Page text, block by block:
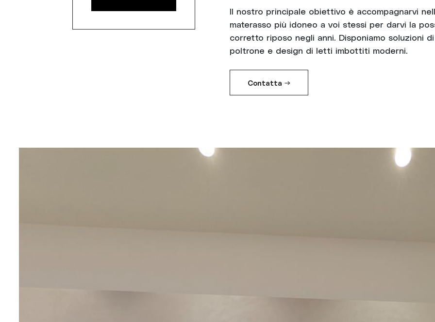
Il nostro principale obiettivo è accompagnarvi
materasso più idoneo a voi stessi per darvi la
corretto riposo negli anni. Disponiamo soluzioni
poltrone e design di letti imbottiti moderni.
Contatta →